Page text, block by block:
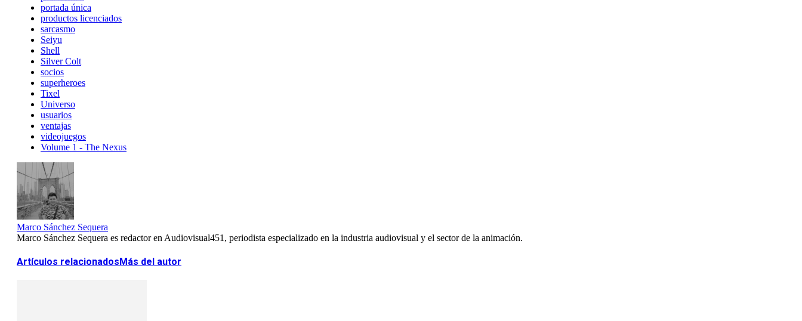
portada única
productos licenciados
sarcasmo
Seiyu
Shell
Silver Colt
socios
superheroes
Tixel
Universo
usuarios
ventajas
videojuegos
Volume 1 - The Nexus
Marco Sánchez Sequera
Marco Sánchez Sequera es redactor en Audiovisual451, periodista especializado en la industria audiovisual y el sector de la animación.
Artículos relacionadosMás del autor